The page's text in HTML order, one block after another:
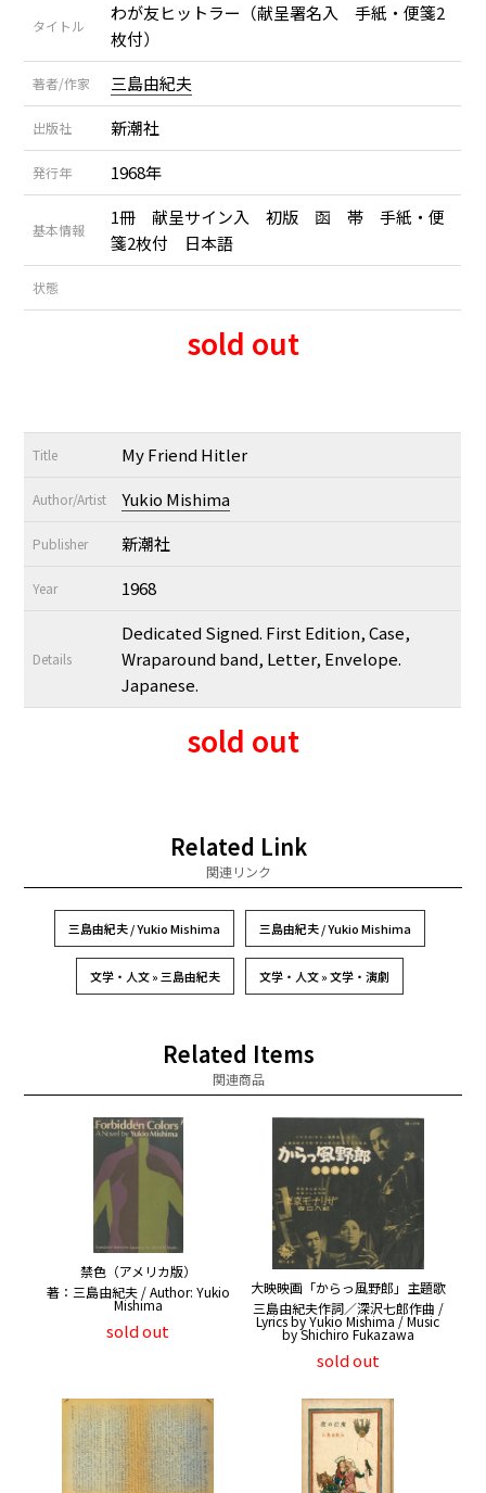
タイトル
わが友ヒットラー（献呈署名入 手紙・便箋2
枚付）
著者/作家 三島由紀夫
出版社 新潮社
発行年 1968年
基本情報
1冊 献呈サイン入 初版 函 帯 手紙・便
箋2枚付 日本語
状態
sold out
Title My Friend Hitler
Author/Artist Yukio Mishima
Publisher 新潮社
Year 1968
Details
Dedicated Signed. First Edition, Case,
Wraparound band, Letter, Envelope.
Japanese.
sold out
Related Link
関連リンク
三島由紀夫 / Yukio Mishima 三島由紀夫 / Yukio Mishima
文学・人文 » 三島由紀夫 文学・人文 » 文学・演劇
Related Items
関連商品
禁色（アメリカ版）
著：三島由紀夫 / Author: Yukio
Mishima
sold out
大映映画「からっ風野郎」主題歌
三島由紀夫作詞／深沢七郎作曲 /
Lyrics by Yukio Mishima / Music
by Shichiro Fukazawa
sold out